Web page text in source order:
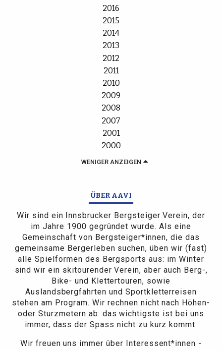
2016
2015
2014
2013
2012
2011
2010
2009
2008
2007
2001
2000
WENIGER ANZEIGEN
ÜBER AAVI
Wir sind ein Innsbrucker Bergsteiger Verein, der
im Jahre 1900 gegründet wurde. Als eine
Gemeinschaft von Bergsteiger*innen, die das
gemeinsame Bergerleben suchen, üben wir (fast)
alle Spielformen des Bergsports aus: im Winter
sind wir ein skitourender Verein, aber auch Berg-,
Bike- und Klettertouren, sowie
Auslandsbergfahrten und Sportkletterreisen
stehen am Program. Wir rechnen nicht nach Höhen-
oder Sturzmetern ab: das wichtigste ist bei uns
immer, dass der Spass nicht zu kurz kommt.
Wir freuen uns immer über Interessent*innen -